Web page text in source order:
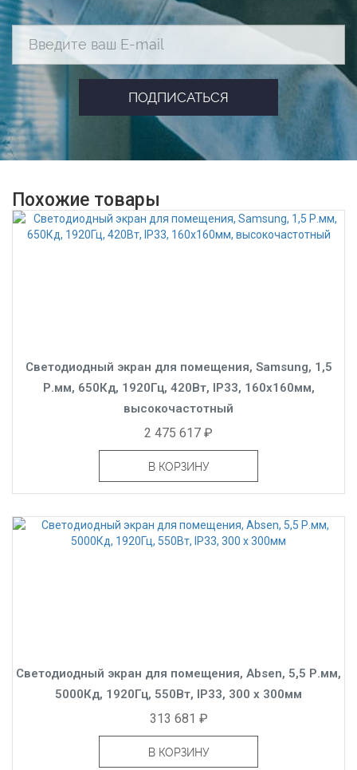
Похожие товары
Светодиодный экран для помещения, Samsung, 1,5
Р.мм, 650Кд, 1920Гц, 420Вт, IP33, 160x160мм,
высокочастотный
2 475 617 ₽
В КОРЗИНУ
Светодиодный экран для помещения, Absen, 5,5 Р.мм,
5000Кд, 1920Гц, 550Вт, IP33, 300 x 300мм
313 681 ₽
В КОРЗИНУ